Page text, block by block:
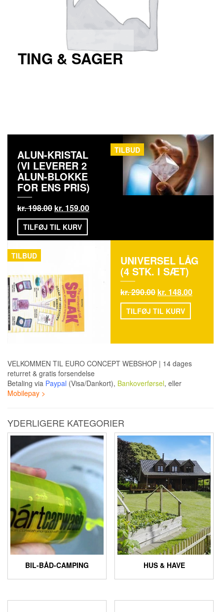
TING & SAGER
ALUN-KRISTAL
(VI LEVERER 2
ALUN-BLOKKE
FOR ENS PRIS)
kr.198.00 kr. 159.00
TILFØJ TIL KURV
TILBUD
UNIVERSEL LÅG
(4 STK. I SÆT)
kr.290.00 kr. 148.00
TILFØJ TIL KURV
TILBUD
VELKOMMEN TIL EURO CONCEPT WEBSHOP | 14 dages
returret & gratis forsendelse
Betaling via Paypal (Visa/Dankort), Bankoverførsel, eller
Mobilepay >
YDERLIGERE KATEGORIER
BIL-BÅD-CAMPING HUS & HAVE